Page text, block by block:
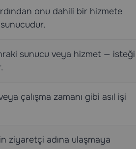
onu dahili bir hizmete
sunucu veya hizmet — isteği
çalışma zamanı gibi asıl işi
ziyaretçi adına ulaşmaya